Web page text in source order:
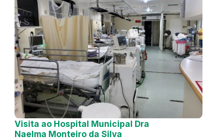
Visita ao Hospital Municipal Dra
Naelma Monteiro da Silva